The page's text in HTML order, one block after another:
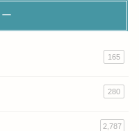
165
280
2,787